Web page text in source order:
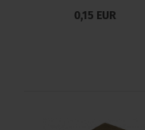
0,15 EUR